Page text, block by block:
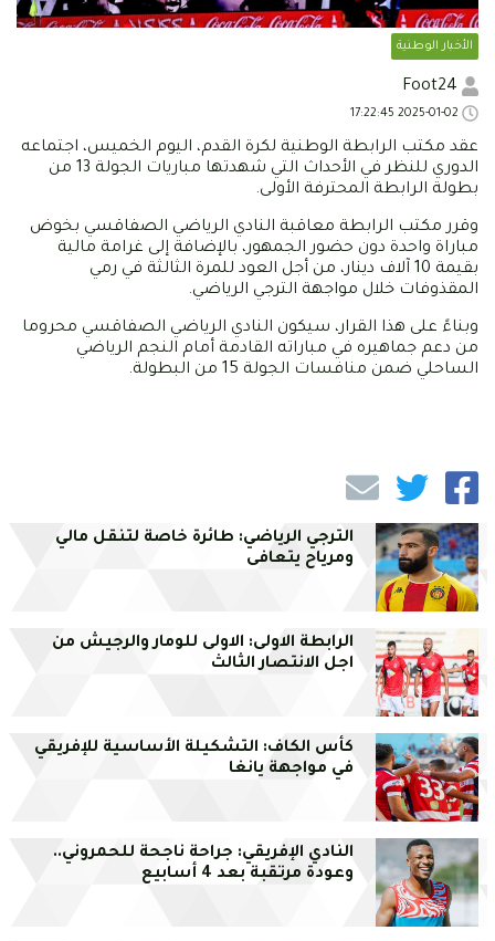
الأخبار الوطنية
عقد مكتب الرابطة الوطنية لكرة القدم، اليوم الخميس، اجتماعه
الدوري للنظر في الأحداث التي شهدتها مباريات الجولة 13 من
بطولة الرابطة المحترفة الأولى.
وقرر مكتب الرابطة معاقبة النادي الرياضي الصفاقسي بخوض
مباراة واحدة دون حضور الجمهور، بالإضافة إلى غرامة مالية
بقيمة 10 آلاف دينار، من أجل العود للمرة الثالثة في رمي
المقذوفات خلال مواجهة الترجي الرياضي.
وبناءً على هذا القرار، سيكون النادي الرياضي الصفاقسي محروما
من دعم جماهيره في مباراته القادمة أمام النجم الرياضي
الساحلي ضمن منافسات الجولة 15 من البطولة.
الترجي الرياضي: طائرة خاصة لتنقل مالي
ومرياح يتعافى
الرابطة الاولى: الاولى للومار والرجيش من
اجل الانتصار الثالث
كأس الكاف: التشكيلة الأساسية للإفريقي
في مواجهة يانغا
النادي الإفريقي: جراحة ناجحة للحمروني..
وعودة مرتقبة بعد 4 أسابيع